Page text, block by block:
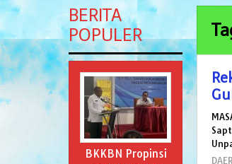
BERITA
POPULER
BKKBN Propinsi